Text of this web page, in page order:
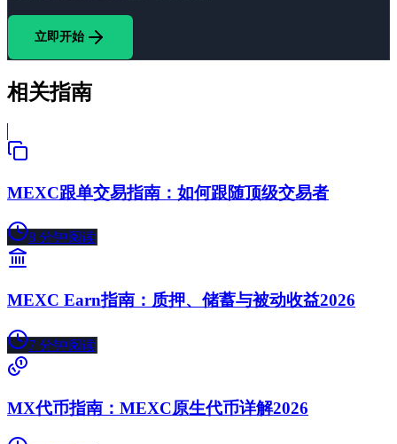
立即开始
相关指南
MEXC跟单交易指南：如何跟随顶级交易者
8 分钟阅读
MEXC Earn指南：质押、储蓄与被动收益2026
7 分钟阅读
MX代币指南：MEXC原生代币详解2026